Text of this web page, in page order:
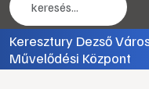
Keresztury Dezső
Művelődési Központ